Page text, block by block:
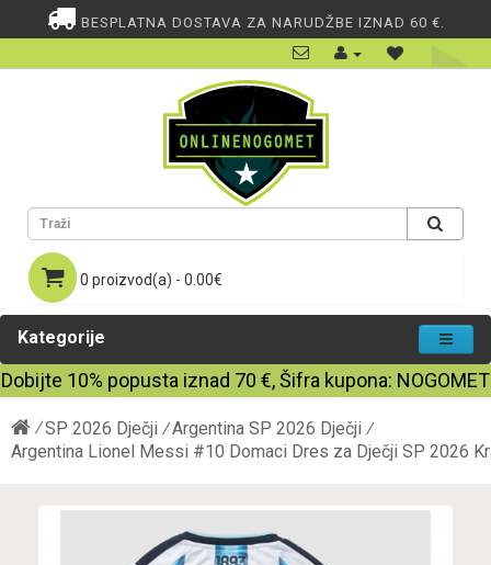
BESPLATNA DOSTAVA ZA NARUDŽBE IZNAD 60 €.
0 proizvod(a) - 0.00€
Kategorije
Dobijte 10% popusta iznad 70 €, Šifra kupona: NOGOMET
SP 2026 Dječji
Argentina SP 2026 Dječji
Argentina Lionel Messi #10 Domaci Dres za Dječji SP 2026